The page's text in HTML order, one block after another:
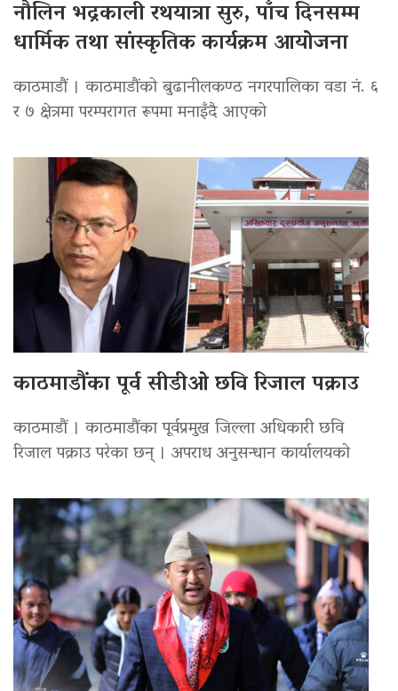
नौलिन भद्रकाली रथयात्रा सुरु, पाँच दिनसम्म
धार्मिक तथा सांस्कृतिक कार्यक्रम आयोजना
काठमाडौं । काठमाडौंको बुढानीलकण्ठ नगरपालिका वडा नं. ६
र ७ क्षेत्रमा परम्परागत रूपमा मनाइँदै आएको
काठमाडौंका पूर्व सीडीओ छवि रिजाल पक्राउ
काठमाडौं । काठमाडौंका पूर्वप्रमुख जिल्ला अधिकारी छवि
रिजाल पक्राउ परेका छन् । अपराध अनुसन्धान कार्यालयको